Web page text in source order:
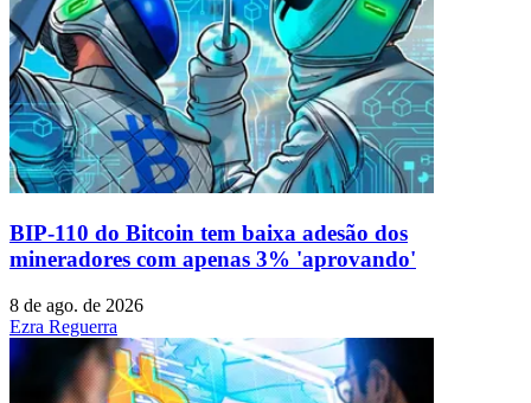
BIP-110 do Bitcoin tem baixa adesão dos
mineradores com apenas 3% 'aprovando'
8 de ago. de 2026
Ezra Reguerra